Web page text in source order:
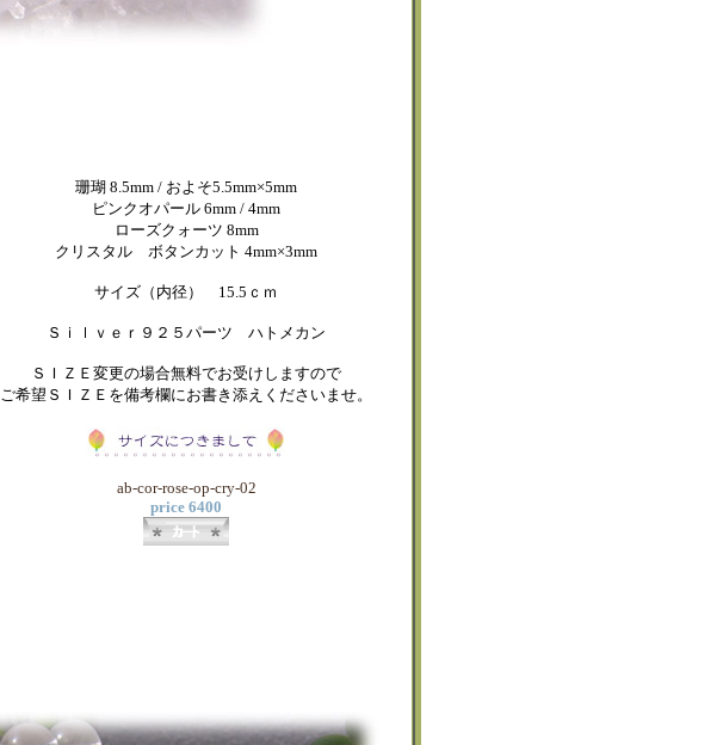
珊瑚 8.5mm / およそ5.5mm×5mm
ピンクオパール 6mm / 4mm
ローズクォーツ 8mm
クリスタル ボタンカット 4mm×3mm
サイズ（内径） 15.5ｃｍ
Ｓｉｌｖｅｒ９２５パーツ ハトメカン
ＳＩＺＥ変更の場合無料でお受けしますので
ご希望ＳＩＺＥを備考欄にお書き添えくださいませ。
ab-cor-rose-op-cry-02
price 6400